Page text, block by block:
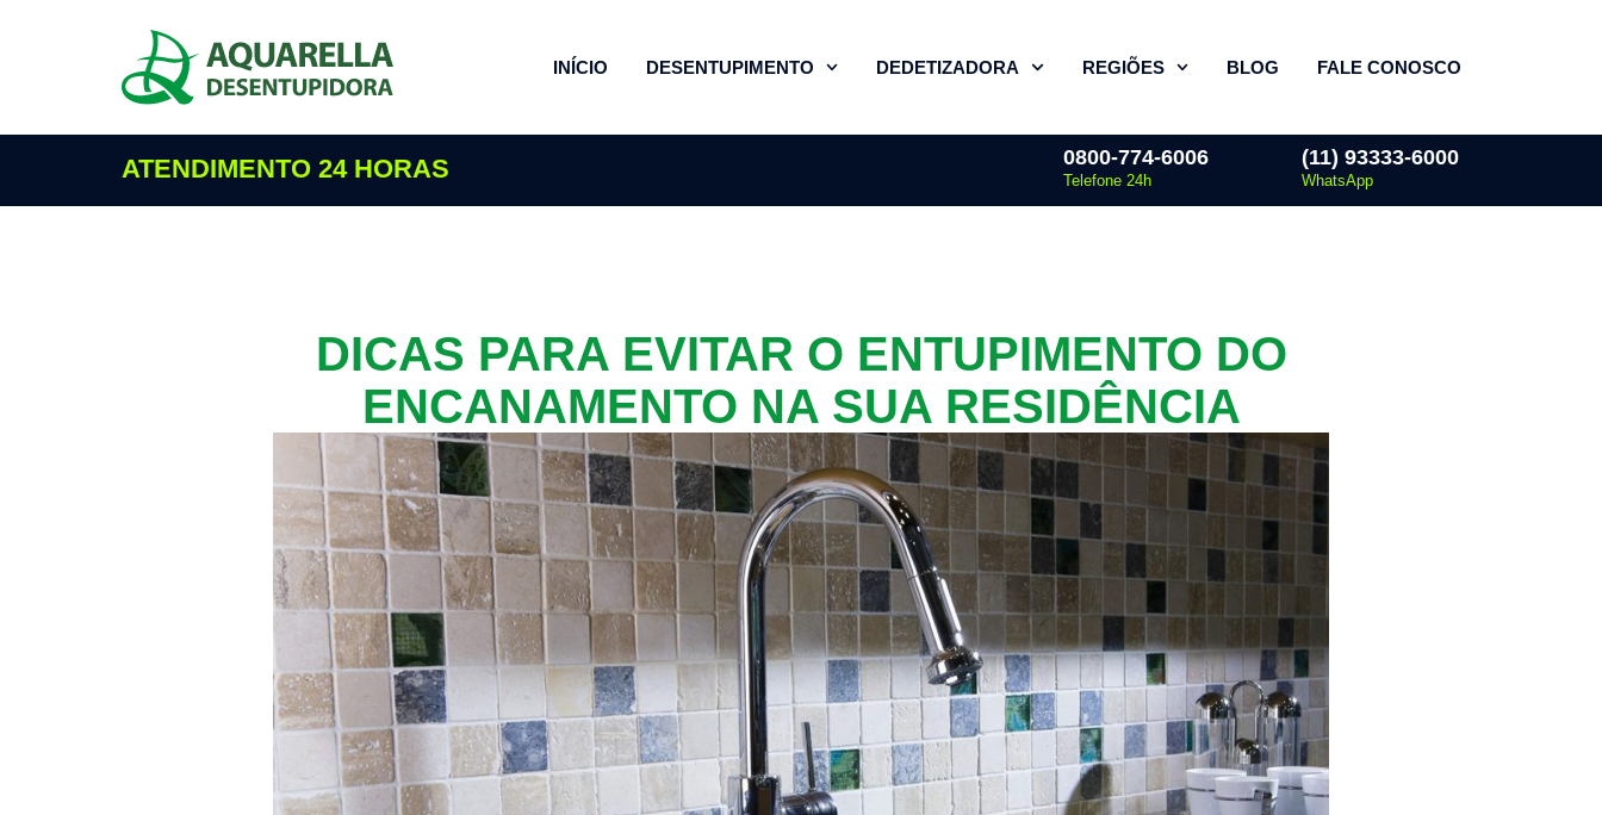
INÍCIO DESENTUPIMENTO DEDETIZADORA REGIÕES BLOG FALE CONOSCO
ATENDIMENTO 24 HORAS 0800-774-6006
Telefone 24h
(11) 93333-6000
WhatsApp
DICAS PARA EVITAR O ENTUPIMENTO DO
ENCANAMENTO NA SUA RESIDÊNCIA